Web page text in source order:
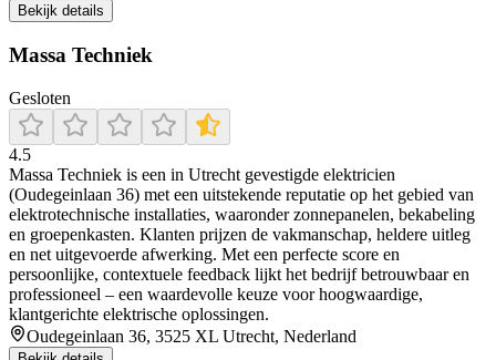
Bekijk details
Massa Techniek
Gesloten
4.5
Massa Techniek is een in Utrecht gevestigde elektricien
(Oudegeinlaan 36) met een uitstekende reputatie op het gebied van
elektrotechnische installaties, waaronder zonnepanelen, bekabeling
en groepenkasten. Klanten prijzen de vakmanschap, heldere uitleg
en net uitgevoerde afwerking. Met een perfecte score en
persoonlijke, contextuele feedback lijkt het bedrijf betrouwbaar en
professioneel – een waardevolle keuze voor hoogwaardige,
klantgerichte elektrische oplossingen.
Oudegeinlaan 36, 3525 XL Utrecht, Nederland